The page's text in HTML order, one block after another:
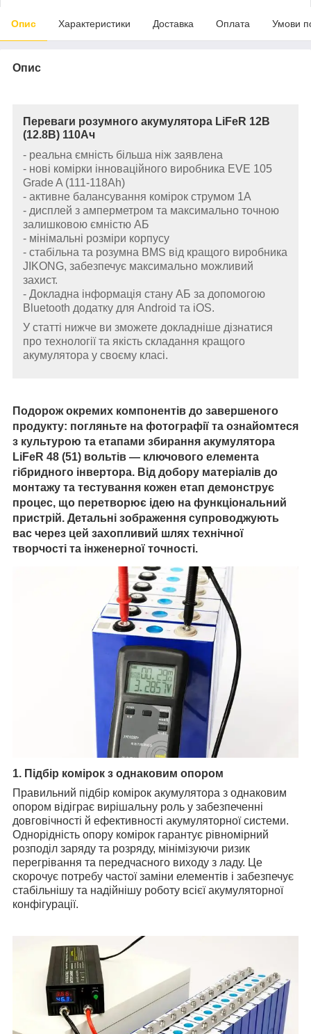
Опис Характеристики Доставка Оплата Умови
Опис
Переваги розумного акумулятора LiFeR 12В
(12.8В) 110Ач
- реальна ємність більша ніж заявлена
- нові комірки інноваційного виробника EVE 105
Grade A (111-118Ah)
- активне балансування комірок струмом 1А
- дисплей з амперметром та максимально точною
залишковою ємністю АБ
- мінімальні розміри корпусу
- стабільна та розумна BMS від кращого виробника
JIKONG, забезпечує максимально можливий
захист.
- Докладна інформація стану АБ за допомогою
Bluetooth додатку для Android та iOS.
У статті нижче ви зможете докладніше дізнатися
про технології та якість складання кращого
акумулятора у своєму класі.
Подорож окремих компонентів до завершеного
продукту: погляньте на фотографії та ознайомтеся
з культурою та етапами збирання акумулятора
LiFeR 48 (51) вольтів — ключового елемента
гібридного інвертора. Від добору матеріалів до
монтажу та тестування кожен етап демонструє
процес, що перетворює ідею на функціональний
пристрій. Детальні зображення супроводжують
вас через цей захопливий шлях технічної
творчості та інженерної точності.
1. Підбір комірок з однаковим опором
Правильний підбір комірок акумулятора з однаковим
опором відіграє вирішальну роль у забезпеченні
довговічності й ефективності акумуляторної системи.
Однорідність опору комірок гарантує рівномірний
розподіл заряду та розряду, мінімізуючи ризик
перегрівання та передчасного виходу з ладу. Це
скорочує потребу частої заміни елементів і забезпечує
стабільнішу та надійнішу роботу всієї акумуляторної
конфігурації.